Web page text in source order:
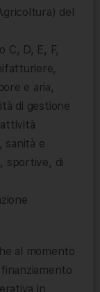
del
C, D, E, F,
e aria,
di gestione
sanità e
sportive, di
al momento
in